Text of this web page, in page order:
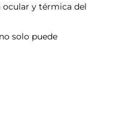
ocular y térmica del
solo puede